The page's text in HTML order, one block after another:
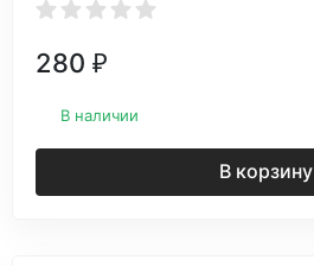
280 ₽
В наличии
В корзину